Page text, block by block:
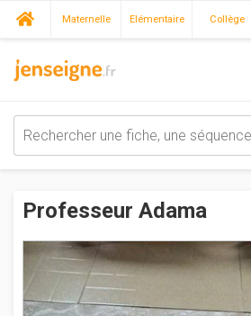
Maternelle Elémentaire Collège
Professeur Adama